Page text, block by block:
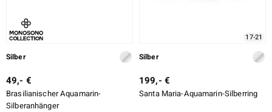
Silber
49,- €
Brasilianischer Aquamarin-
Silberanhänger
17-21
Silber
199,- €
Santa Maria-Aquamarin-Silberring